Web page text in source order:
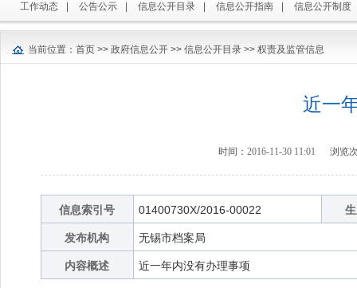
工作动态 公告公示 信息公开目录 信息公开指南 信息公开制度
当前位置： 首页 >> 政府信息公开 >> 信息公开目录 >> 权责及监管信息
近一
时间：2016-11-30 11:01 浏览
信息索引号 01400730X/2016-00022
发布机构 无锡市档案局
内容概述 近一年内没有办理事项